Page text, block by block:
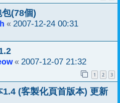
(78個)
« 2007-12-24 00:31
« 2007-12-07 21:32
1 2 3
(客製化頁首版本) 更新